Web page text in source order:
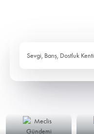
Sevgi, Barış, Dostluk Kenti